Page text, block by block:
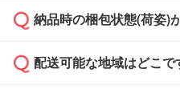
ご希望の際は担当スタ
ください。
ご入金確認後、1～2営
い。
応が可能かご案内いたし
ご入金確認後に在庫を
はできかねますので予
納品時の梱包状態(荷姿)
商品によって異なりま
配送可能な地域はどこで